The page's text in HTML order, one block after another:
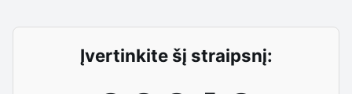
Įvertinkite šį straipsnį: